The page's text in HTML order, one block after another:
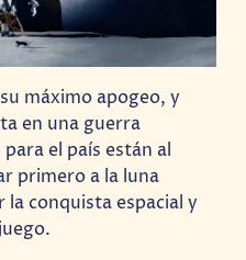
máximo apogeo, y
en una guerra
el país están al
primero a la luna
conquista espacial y